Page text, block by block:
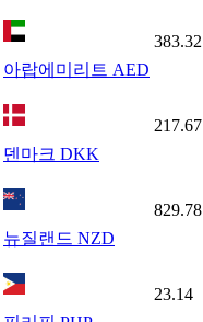
아랍에미리트 AED
383.32
덴마크 DKK
217.67
뉴질랜드 NZD
829.78
23.14